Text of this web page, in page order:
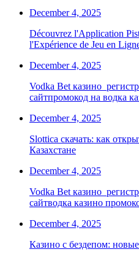
December 4, 2025
Découvrez l'Application
l'Expérience de Jeu en
December 4, 2025
Vodka Bet казино
сайтпромокод на водка
December 4, 2025
Slottica скачать: как
Казахстане
December 4, 2025
Vodka Bet казино
сайтводка казино
December 4, 2025
Казино с бездепом: